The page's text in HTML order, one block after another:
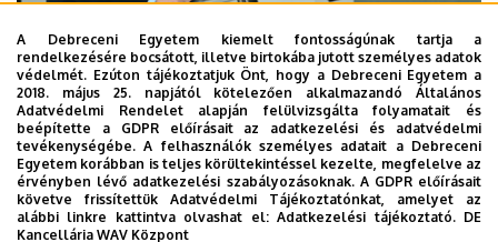
2026. augusztus 7.
Kossa György búcsúzó beszéde
GRÓF TISZA ISTVÁN DEBRECENI EGYETEMÉRT ALAPÍTVÁNY
INTÉZMÉNYI
A Debreceni Egyetem kiemelt fontosságúnak tartja a
rendelkezésére bocsátott, illetve birtokába jutott személyes adatok
védelmét. Ezúton tájékoztatjuk Önt, hogy a Debreceni Egyetem a
2018. május 25. napjától kötelezően alkalmazandó Általános
Adatvédelmi Rendelet alapján felülvizsgálta folyamatait és
beépítette a GDPR előírásait az adatkezelési és adatvédelmi
tevékenységébe. A felhasználók személyes adatait a Debreceni
Egyetem korábban is teljes körültekintéssel kezelte, megfelelve az
érvényben lévő adatkezelési szabályozásoknak. A GDPR előírásait
követve frissítettük Adatvédelmi Tájékoztatónkat, amelyet az
alábbi linkre kattintva olvashat el:Adatkezelési tájékoztató. DE
Kancellária WAV Központ